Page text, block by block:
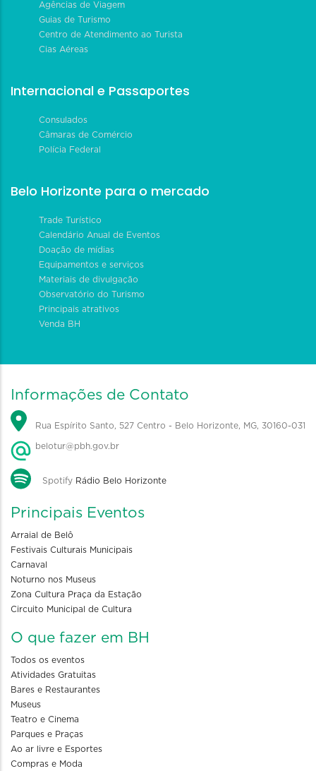
Agências de Viagem
Guias de Turismo
Centro de Atendimento ao Turista
Cias Aéreas
Internacional e Passaportes
Consulados
Câmaras de Comércio
Polícia Federal
Belo Horizonte para o mercado
Trade Turístico
Calendário Anual de Eventos
Doação de mídias
Equipamentos e serviços
Materiais de divulgação
Observatório do Turismo
Principais atrativos
Venda BH
Informações de Contato
Rua Espírito Santo, 527 Centro - Belo Horizonte, MG, 30160-031
belotur@pbh.gov.br
Spotify Rádio Belo Horizonte
Principais Eventos
Arraial de Belô
Festivais Culturais Municipais
Carnaval
Noturno nos Museus
Zona Cultura Praça da Estação
Circuito Municipal de Cultura
O que fazer em BH
Todos os eventos
Atividades Gratuitas
Bares e Restaurantes
Museus
Teatro e Cinema
Parques e Praças
Ao ar livre e Esportes
Compras e Moda